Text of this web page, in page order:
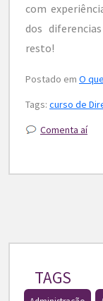
com
dos
resto!
Postado em O
Tags: curso de
Comenta aí
TAGS